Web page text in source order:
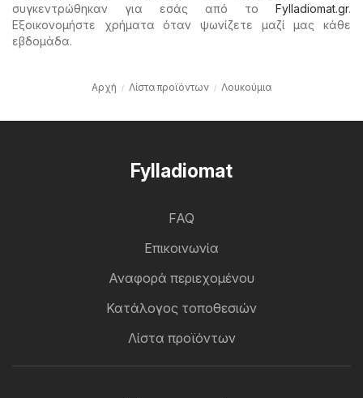
συγκεντρώθηκαν για εσάς από το Fylladiomat.gr.
Εξοικονομήστε χρήματα όταν ψωνίζετε μαζί μας κάθε
εβδομάδα.
Αρχή Λίστα προϊόντων Λουκούμια
Fylladiomat
FAQ
Επικοινωνία
Αναφορά περιεχομένου
Κατάλογος τοποθεσιών
Λίστα προϊόντων